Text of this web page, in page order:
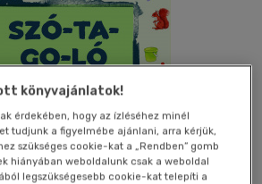
online
könyvajánlatok!
érdekében, hogy az ízléséhez minél
tudjunk a figyelmébe ajánlani, arra kérjük,
szükséges cookie-kat a „Rendben” gomb
hiányában weboldalunk csak a weboldal
legszükségesebb cookie-kat telepíti a